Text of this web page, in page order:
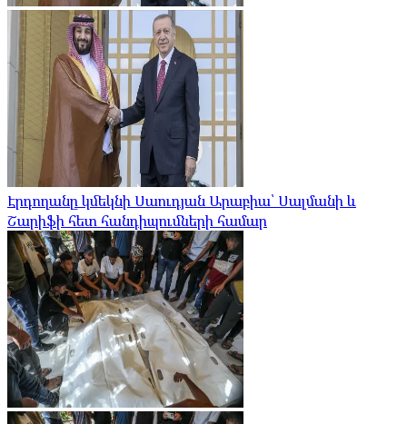
Էրդողանը կմեկնի Սաուդյան Արաբիա՝ Սալմանի և
Շարիֆի հետ հանդիպումների համար